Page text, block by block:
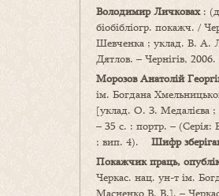
Володимир Личковах :
біобібліогр. покажч. /
Шевченка ; уклад. В. А.
Дятлов. – Чернігів,
Морозов Анатолій
ім. Богдана
[уклад. О. З. Медалієва
– 35 с. : портр. – (Серія:
; вип. 4). Шифр
Покажчик праць,
Черкас. нац. ун-т ім.
Масненко В. В.]. –